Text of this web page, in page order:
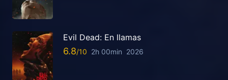
Evil Dead: En llamas
6.8 2h 00min 2026